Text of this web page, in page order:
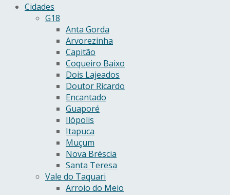
Cidades
G18
Anta Gorda
Arvorezinha
Capitão
Coqueiro Baixo
Dois Lajeados
Doutor Ricardo
Encantado
Guaporé
Ilópolis
Itapuca
Muçum
Nova Bréscia
Santa Teresa
Vale do Taquari
Arroio do Meio